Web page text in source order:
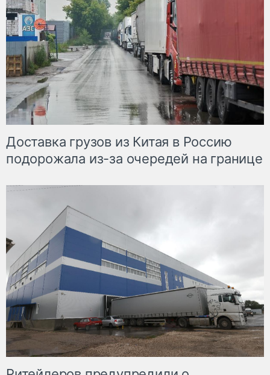
Доставка грузов из Китая в Россию
подорожала из-за очередей на границе